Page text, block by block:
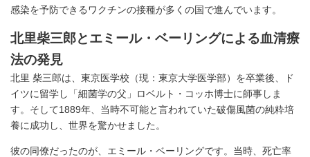
感染を予防できるワクチンの接種が多くの国で進んでいます。
北里柴三郎とエミール・ベーリングによる血清療
法の発見
北里 柴三郎は、東京医学校（現：東京大学医学部）を卒業後、ド
イツに留学し「細菌学の父」ロベルト・コッホ博士に師事しま
す。そして1889年、当時不可能と言われていた破傷風菌の純粋培
養に成功し、世界を驚かせました。
彼の同僚だったのが、エミール・ベーリングです。当時、死亡率